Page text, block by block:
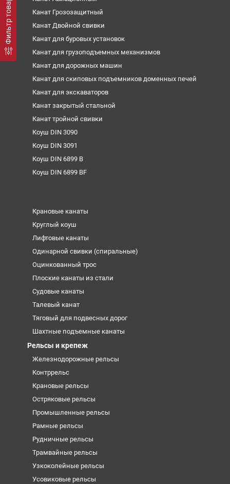
Фильтр товаров
Канат Грозозащитный
Канат Двойной свивки
Канат для буровых установок
Канат для грузоподъемных механизмов
Канат для дорожных машин
Канат для скиповых подъемников доменных печей
Канат для экскаваторов
Канат закрытый стальной
Канат тройной свивки
Коуш DIN 3090
Коуш DIN 3091
Коуш DIN 6899 B
Коуш DIN 6899 BF
Крановые канаты
Круглый коуш
Лифтовые канаты
Одинарной свивки (спиральные)
Оцинкованный трос
Плоские канаты из стали
Судовые канаты
Талевый канат
Тяговый для подвесных дорог
Шахтные подъемные канаты
Рельсы и крепеж
Железнодорожные рельсы
Контррельс
Крановые рельсы
Остряковые рельсы
Промышленные рельсы
Рамные рельсы
Рудничные рельсы
Трамвайные рельсы
Узкоколейные рельсы
Усовиковые рельсы